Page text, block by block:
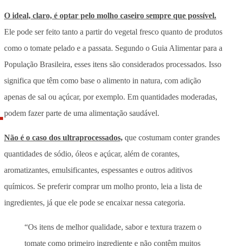
O ideal, claro, é optar pelo molho caseiro sempre que possível.
Ele pode ser feito tanto a partir do vegetal fresco quanto de produtos
como o tomate pelado e a passata. Segundo o Guia Alimentar para a
População Brasileira, esses itens são considerados processados. Isso
significa que têm como base o alimento in natura, com adição
apenas de sal ou açúcar, por exemplo. Em quantidades moderadas,
podem fazer parte de uma alimentação saudável.
Não é o caso dos ultraprocessados, que costumam conter grandes
quantidades de sódio, óleos e açúcar, além de corantes,
aromatizantes, emulsificantes, espessantes e outros aditivos
químicos. Se preferir comprar um molho pronto, leia a lista de
ingredientes, já que ele pode se encaixar nessa categoria.
“Os itens de melhor qualidade, sabor e textura trazem o
tomate como primeiro ingrediente e não contêm muitos